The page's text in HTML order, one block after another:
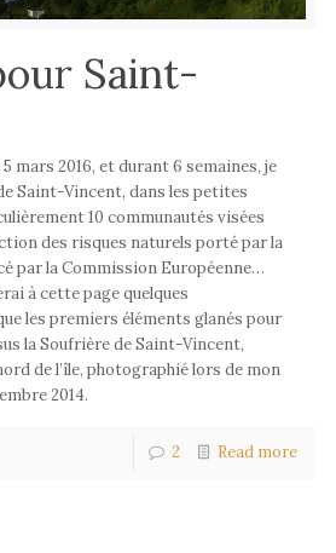
Saint-
mars 2016, et durant 6 semaines, je
Saint-Vincent, dans les petites
10 communautés visées
des risques naturels porté par la
par la Commission Européenne…
à cette page quelques
les premiers éléments glanés pour
la Soufrière de Saint-Vincent,
de l’île, photographié lors de mon
2014.
2 Read more